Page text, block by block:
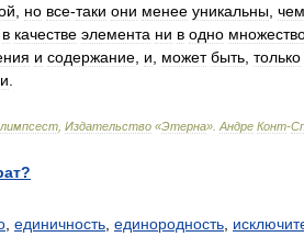
но все-таки они менее уникальны чем
в качестве элемента ни в одно
и содержание и может быть только
Издательство «Этерна» Андре Конт-
единичность единородность